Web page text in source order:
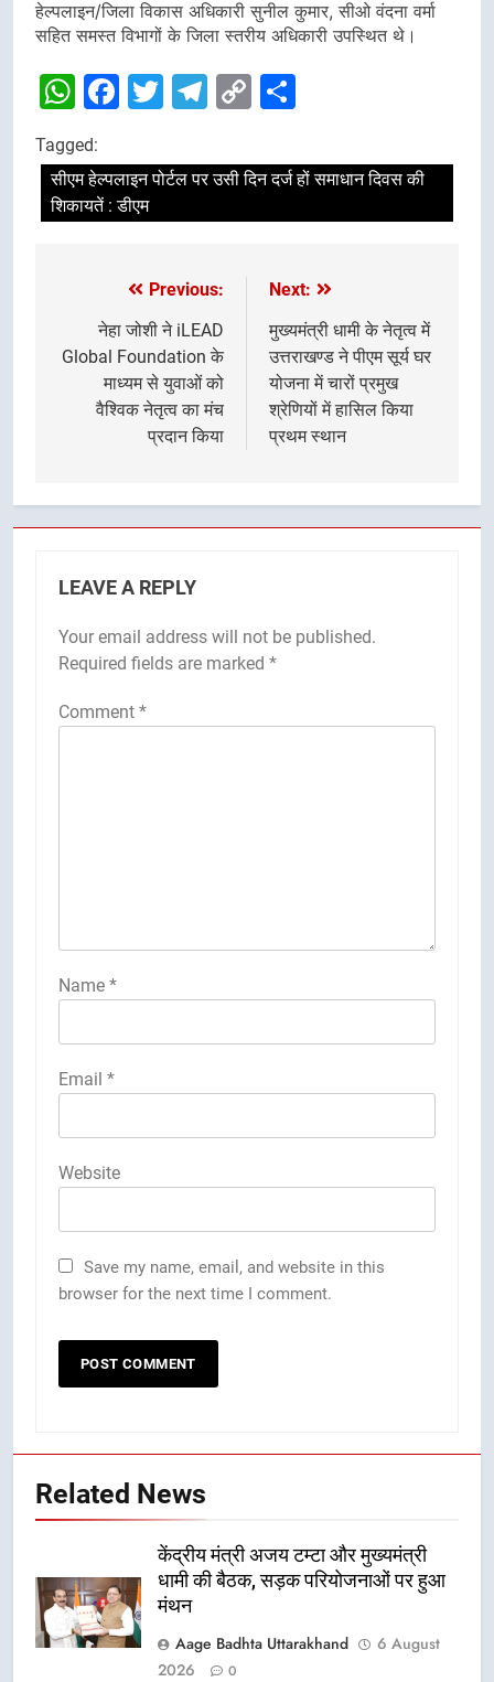
हेल्पलाइन/जिला विकास अधिकारी सुनील कुमार, सीओ वंदना वर्मा
सहित समस्त विभागों के जिला स्तरीय अधिकारी उपस्थित थे।
WhatsApp
Facebook
Twitter
Telegram
Copy
Tagged:
सीएम हेल्पलाइन पोर्टल पर उसी दिन दर्ज हों समाधान दिवस की
शिकायतें : डीएम
navigation
Previous:
नेहा जोशी ने iLEAD
Global Foundation के
माध्यम से युवाओं को
वैश्विक नेतृत्व का मंच
प्रदान किया
Next:
मुख्यमंत्री धामी के नेतृत्व में
उत्तराखण्ड ने पीएम सूर्य घर
योजना में चारों प्रमुख
श्रेणियों में हासिल किया
प्रथम स्थान
LEAVE A REPLY
Your email address will not be published.
Required fields are marked *
Comment *
Name *
Email *
Website
Save my name, email, and website in this
browser for the next time I comment.
Related News
केंद्रीय मंत्री अजय टम्टा और मुख्यमंत्री
धामी की बैठक, सड़क परियोजनाओं पर हुआ
मंथन
Aage Badhta Uttarakhand
6 August
2026
0